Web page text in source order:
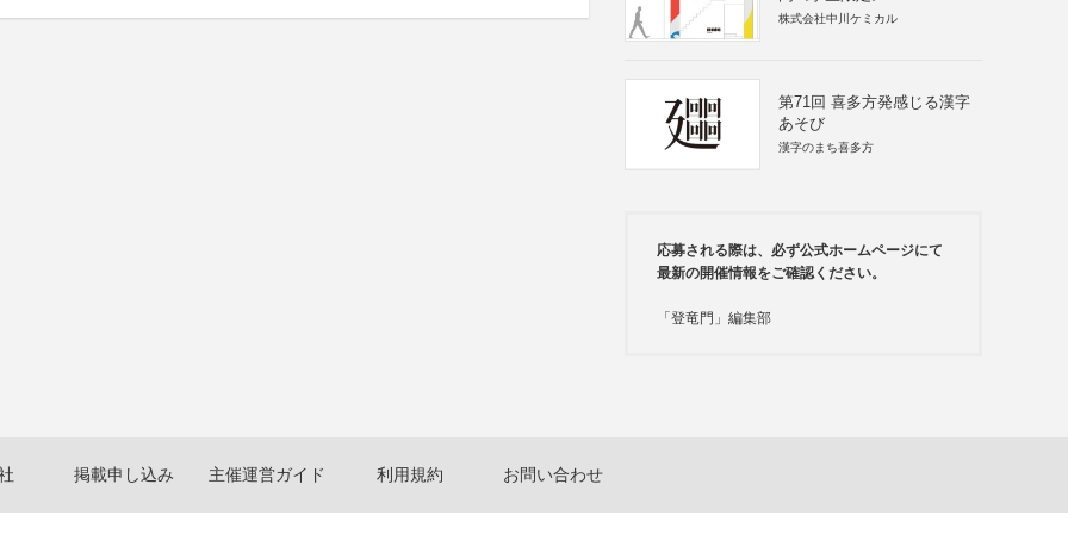
株式会社中川ケミカル
第71回 喜多方発感じる漢字
あそび
漢字のまち喜多方
応募される際は、必ず公式ホームページにて
最新の開催情報をご確認ください。
「登竜門」編集部
掲載申し込み 主催運営ガイド 利用規約 お問い合わせ